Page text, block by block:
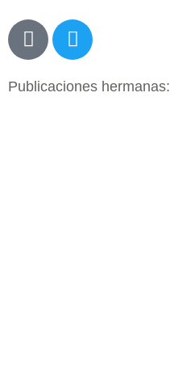
Publicaciones hermanas: